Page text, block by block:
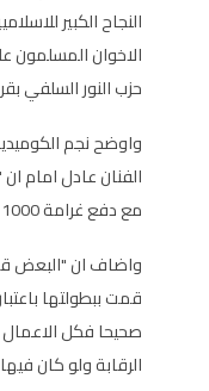
النجاح الكبير
حزب النور السلفي بقرابة 25% من
الفنان عادل امام
مع دفع غرامة 1000 جنيه مصري (160 دولارا تقريبا)".
واضاف ان "البعض
قمت ببطولتها
صحيحا فكل
الرقابة ولو كان